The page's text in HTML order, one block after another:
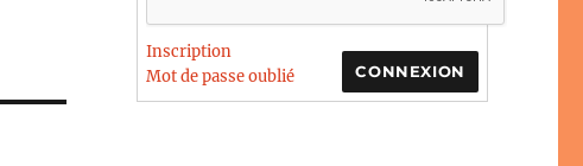
CONNEXION
Inscription
Mot de passe oublié